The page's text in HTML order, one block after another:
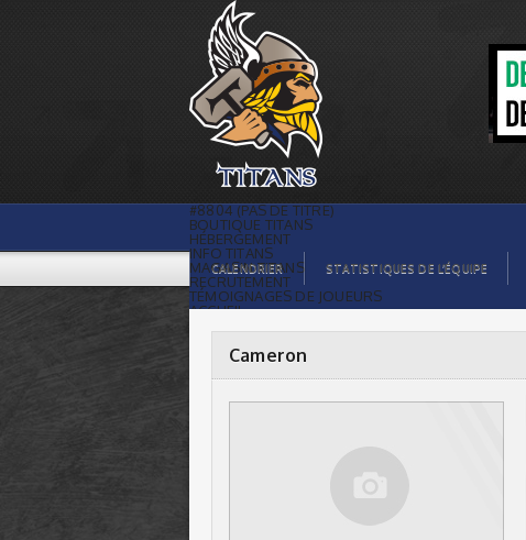
Cameron |
#8804 (PAS DE TITRE)
BOUTIQUE TITANS
HÉBERGEMENT
INFO TITANS
MAGASIN TITANS
RECRUTEMENT
TÉMOIGNAGES DE JOUEURS
ACCUEIL
GALERIE PHOTOS
STATISTIQUES
ORGANISATION
CALENDRIER STATISTIQUES DE L’ÉQUIPE
Cameron